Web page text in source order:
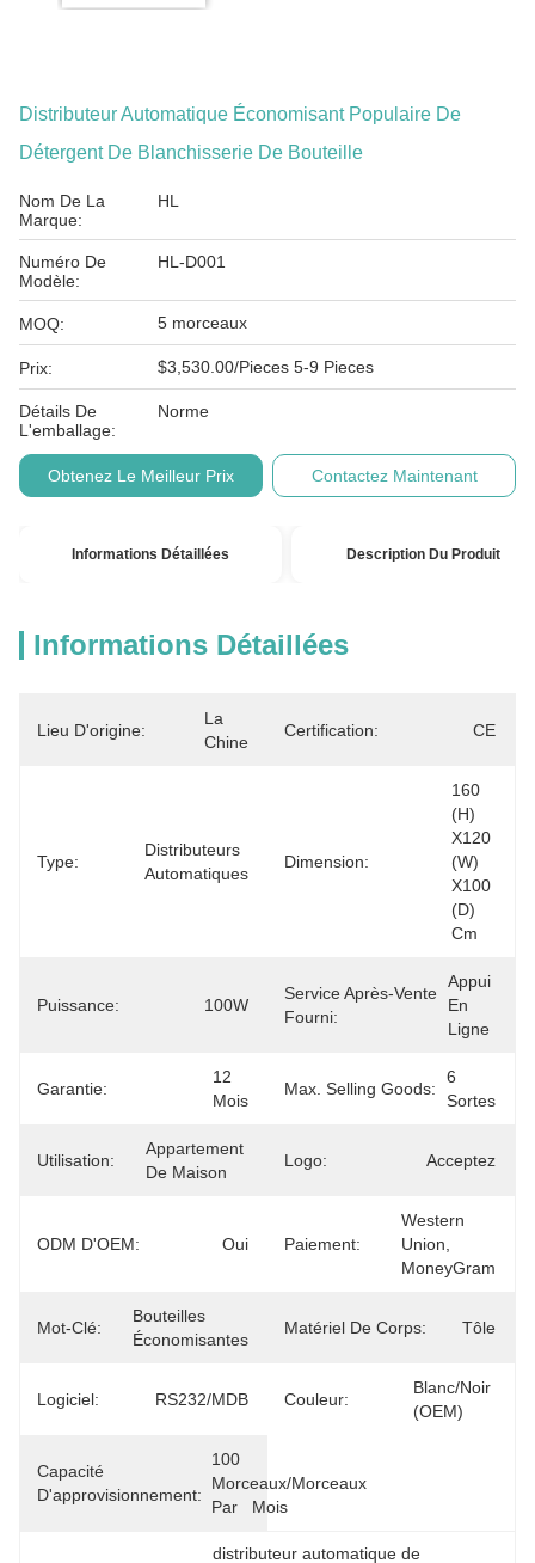
Distributeur Automatique Économisant Populaire De
Détergent De Blanchisserie De Bouteille
Nom De La
Marque:
HL
Numéro De
Modèle:
HL-D001
MOQ: 5 morceaux
Prix: $3,530.00/Pieces 5-9 Pieces
Détails De
L'emballage:
Norme
Obtenez Le Meilleur Prix Contactez Maintenant
Informations Détaillées Description Du Produit
Informations Détaillées
Lieu D'origine:
La
Chine
Certification: CE
Type:
Distributeurs
Automatiques
Dimension:
160
(H)
X120
(W)
X100
(D)
Cm
Puissance: 100W
Service Après-Vente
Fourni:
Appui
En
Ligne
Garantie:
12
Mois
Max. Selling Goods:
6
Sortes
Utilisation:
Appartement
De Maison
Logo: Acceptez
ODM D'OEM: Oui Paiement:
Western
Union,
MoneyGram
Mot-Clé:
Bouteilles
Économisantes
Matériel De Corps: Tôle
Logiciel: RS232/MDB Couleur:
Blanc/noir
(OEM)
Capacité
D'approvisionnement:
100
Morceaux/morceaux
Par   Mois
distributeur automatique de